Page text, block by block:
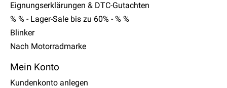
Eignungserklärungen & DTC-Gutachten
% % - Lager-Sale bis zu 60% - % %
Blinker
Nach Motorradmarke
Mein Konto
Kundenkonto anlegen